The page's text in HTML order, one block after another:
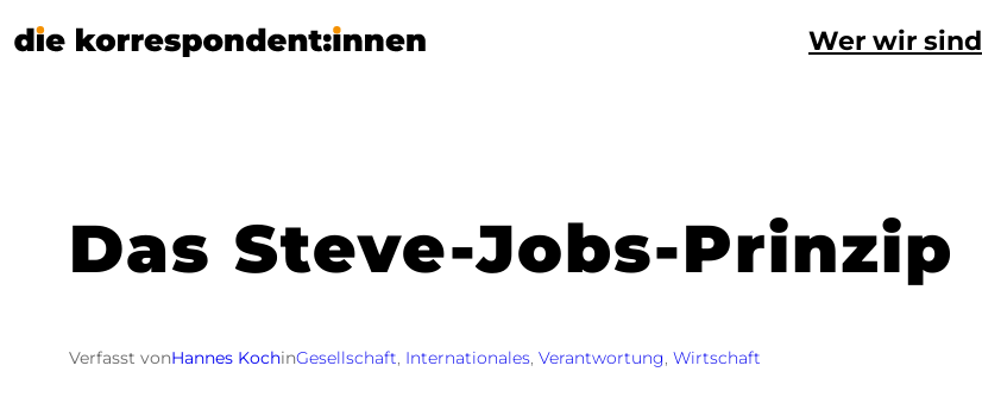
Wer wir sind
Das Steve-Jobs-Prinzip
Verfasst vonHannes KochinGesellschaft, Internationales, Verantwortung, Wirtschaft